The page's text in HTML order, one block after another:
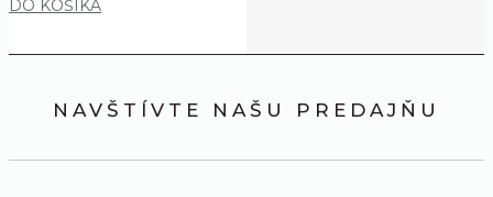
DO KOŠÍKA
NAVŠTÍVTE NAŠU PREDAJŇU